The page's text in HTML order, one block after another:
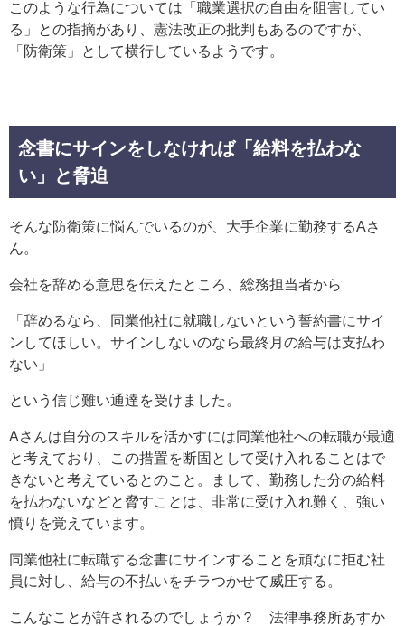
このような行為については「職業選択の自由を阻害してい
る」との指摘があり、憲法改正の批判もあるのですが、
「防衛策」として横行しているようです。
念書にサインをしなければ「給料を払わな
い」と脅迫
そんな防衛策に悩んでいるのが、大手企業に勤務するAさ
ん。
会社を辞める意思を伝えたところ、総務担当者から
「辞めるなら、同業他社に就職しないという誓約書にサイ
ンしてほしい。サインしないのなら最終月の給与は支払わ
ない」
という信じ難い通達を受けました。
Aさんは自分のスキルを活かすには同業他社への転職が最適
と考えており、この措置を断固として受け入れることはで
きないと考えているとのこと。まして、勤務した分の給料
を払わないなどと脅すことは、非常に受け入れ難く、強い
憤りを覚えています。
同業他社に転職する念書にサインすることを頑なに拒む社
員に対し、給与の不払いをチラつかせて威圧する。
こんなことが許されるのでしょうか？ 法律事務所あすか